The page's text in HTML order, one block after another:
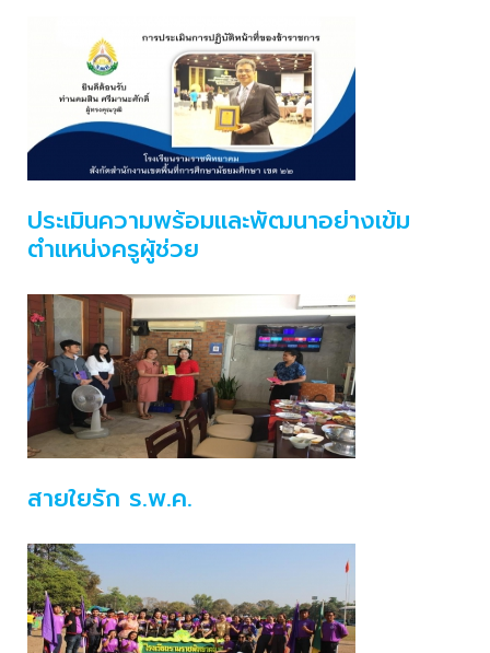
ประเมินความพร้อมและพัฒนาอย่างเข้ม
ตำแหน่งครูผู้ช่วย
สายใยรัก ร.พ.ค.